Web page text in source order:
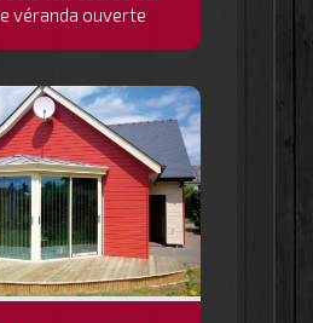
véranda ouverte